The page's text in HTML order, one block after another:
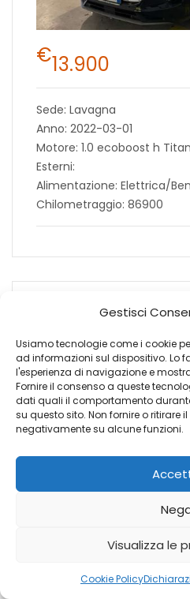
Gestisci
Usiamo tecnologie come i cookie
ad informazioni sul dispositivo. Lo
l'esperienza di navigazione e
Fornire il consenso a queste
dati quali il comportamento
su questo sito. Non fornire o ritirare
negativamente su alcune funzioni.
Visualizza le
Cookie Policy
€13.900
Sede: Lavagna
Anno: 2022-03-01
Motore: 1.0 ecoboost h
Esterni:
Alimentazione: Elettrica/
Chilometraggio: 86900
FORD
15.900
Sede: Genova Molassana